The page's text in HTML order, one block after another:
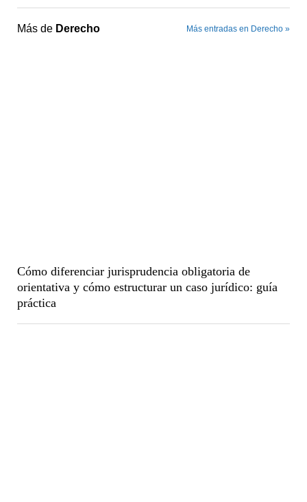
Más de Derecho Más entradas en Derecho »
Cómo diferenciar jurisprudencia obligatoria de
orientativa y cómo estructurar un caso jurídico: guía
práctica